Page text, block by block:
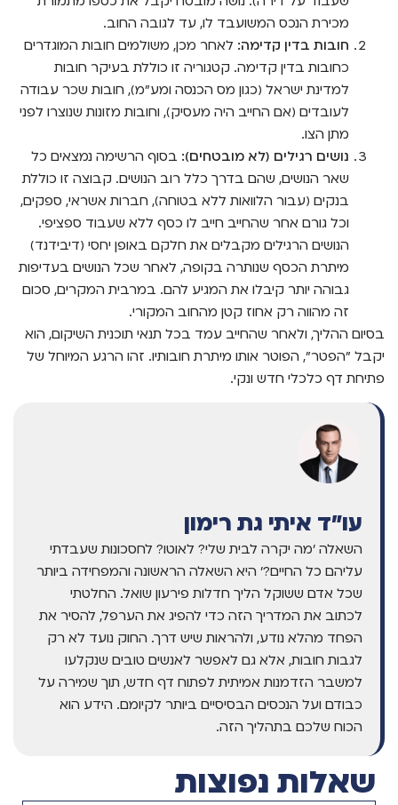
מכירת הנכס המשועבד לו, עד לגובה החוב.
חובות בדין קדימה: לאחר מכן, משולמים חובות המוגדרים
כחובות בדין קדימה. קטגוריה זו כוללת בעיקר חובות
למדינת ישראל (כגון מס הכנסה ומע"מ), חובות שכר עבודה
לעובדים (אם החייב היה מעסיק), וחובות מזונות שנוצרו לפני
מתן הצו.
נושים רגילים (לא מובטחים): בסוף הרשימה נמצאים כל
שאר הנושים, שהם בדרך כלל רוב הנושים. קבוצה זו כוללת
בנקים (עבור הלוואות ללא בטוחה), חברות אשראי, ספקים,
וכל גורם אחר שהחייב חייב לו כסף ללא שעבוד ספציפי.
הנושים הרגילים מקבלים את חלקם באופן יחסי (דיבידנד)
מיתרת הכסף שנותרה בקופה, לאחר שכל הנושים בעדיפות
גבוהה יותר קיבלו את המגיע להם. במרבית המקרים, סכום
זה מהווה רק אחוז קטן מהחוב המקורי.
בסיום ההליך, ולאחר שהחייב עמד בכל תנאי תוכנית השיקום, הוא
יקבל "הפטר", הפוטר אותו מיתרת חובותיו. זהו הרגע המיוחל של
פתיחת דף כלכלי חדש ונקי.
עו"ד איתי גת רימון
השאלה 'מה יקרה לבית שלי? לאוטו? לחסכונות שעבדתי
עליהם כל החיים?' היא השאלה הראשונה והמפחידה ביותר
שכל אדם ששוקל הליך חדלות פירעון שואל. החלטתי
לכתוב את המדריך הזה כדי להפיג את הערפל, להסיר את
הפחד מהלא נודע, ולהראות שיש דרך. החוק נועד לא רק
לגבות חובות, אלא גם לאפשר לאנשים טובים שנקלעו
למשבר הזדמנות אמיתית לפתוח דף חדש, תוך שמירה על
כבודם ועל הנכסים הבסיסיים ביותר לקיומם. הידע הוא
הכוח שלכם בתהליך הזה.
שאלות נפוצות